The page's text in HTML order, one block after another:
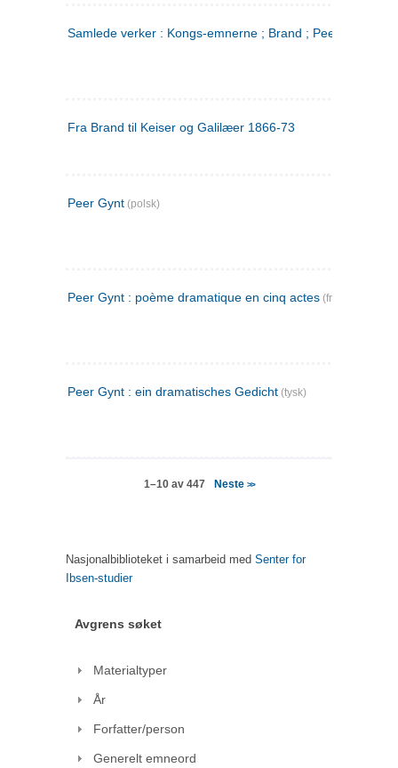
Samlede verker : Kongs-emnerne ; Brand ; Peer Gynt. 2
Fra Brand til Keiser og Galilæer 1866-73
Peer Gynt (polsk)
Peer Gynt : poème dramatique en cinq actes (fransk)
Peer Gynt : ein dramatisches Gedicht (tysk)
1–10 av 447 Neste >>
Nasjonalbiblioteket i samarbeid med Senter for
Ibsen-studier
Avgrens søket
Materialtyper
År
Forfatter/person
Generelt emneord